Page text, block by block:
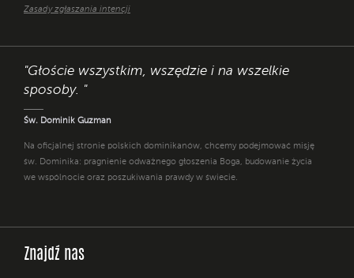
Zasady zgłaszania intencji
"Głoście wszystkim, wszędzie i na wszelkie
sposoby. "
Św. Dominik Guzman
Na oficjalnej stronie polskich dominikanów, chcemy podejmować misję
św. Dominika: pragnienie odważnego głoszenia Boga, budowanie życia
we wspólnocie oraz poszukiwania prawdy w świecie.
Znajdź nas